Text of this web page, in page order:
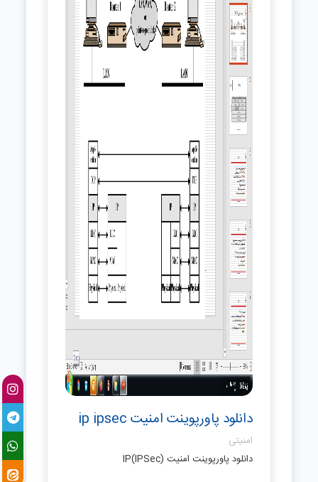
دانلود پاورپوینت امنیت ip ipsec
امنیتی
دانلود پاورپوینت امنيت (IP(IPSec